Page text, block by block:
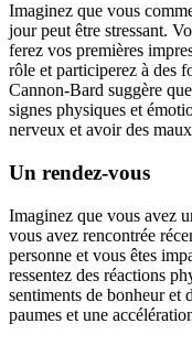
Imaginez que vous
jour peut être stressant.
ferez vos premières
rôle et participerez à des
Cannon-Bard suggère
signes physiques et
nerveux et avoir des
Un rendez-vous
Imaginez que vous avez
vous avez rencontrée
personne et vous êtes
ressentez des réactions
sentiments de bonheur et
paumes et une